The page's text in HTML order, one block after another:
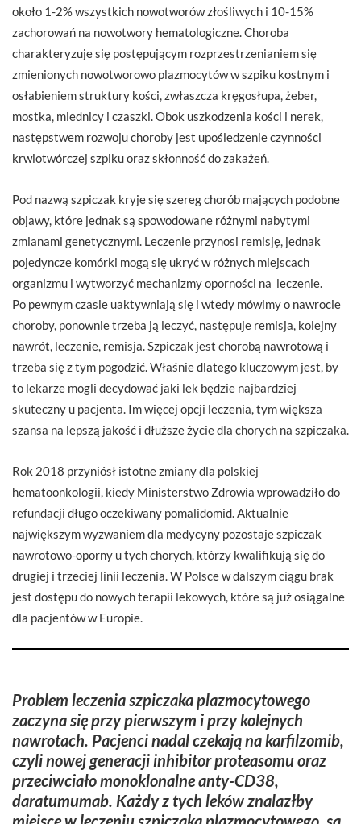
około 1-2% wszystkich nowotworów złośliwych i 10-15%
zachorowań na nowotwory hematologiczne. Choroba
charakteryzuje się postępującym rozprzestrzenianiem się
zmienionych nowotworowo plazmocytów w szpiku kostnym i
osłabieniem struktury kości, zwłaszcza kręgosłupa, żeber,
mostka, miednicy i czaszki. Obok uszkodzenia kości i nerek,
następstwem rozwoju choroby jest upośledzenie czynności
krwiotwórczej szpiku oraz skłonność do zakażeń.
Pod nazwą szpiczak kryje się szereg chorób mających podobne
objawy, które jednak są spowodowane różnymi nabytymi
zmianami genetycznymi. Leczenie przynosi remisję, jednak
pojedyncze komórki mogą się ukryć w różnych miejscach
organizmu i wytworzyć mechanizmy oporności na leczenie.
Po pewnym czasie uaktywniają się i wtedy mówimy o nawrocie
choroby, ponownie trzeba ją leczyć, następuje remisja, kolejny
nawrót, leczenie, remisja. Szpiczak jest chorobą nawrotową i
trzeba się z tym pogodzić. Właśnie dlatego kluczowym jest, by
to lekarze mogli decydować jaki lek będzie najbardziej
skuteczny u pacjenta. Im więcej opcji leczenia, tym większa
szansa na lepszą jakość i dłuższe życie dla chorych na szpiczaka.
Rok 2018 przyniósł istotne zmiany dla polskiej
hematoonkologii, kiedy Ministerstwo Zdrowia wprowadziło do
refundacji długo oczekiwany pomalidomid. Aktualnie
największym wyzwaniem dla medycyny pozostaje szpiczak
nawrotowo-oporny u tych chorych, którzy kwalifikują się do
drugiej i trzeciej linii leczenia. W Polsce w dalszym ciągu brak
jest dostępu do nowych terapii lekowych, które są już osiągalne
dla pacjentów w Europie.
Problem leczenia szpiczaka plazmocytowego
zaczyna się przy pierwszym i przy kolejnych
nawrotach. Pacjenci nadal czekają na karfilzomib,
czyli nowej generacji inhibitor proteasomu oraz
przeciwciało monoklonalne anty-CD38,
daratumumab. Każdy z tych leków znalazłby